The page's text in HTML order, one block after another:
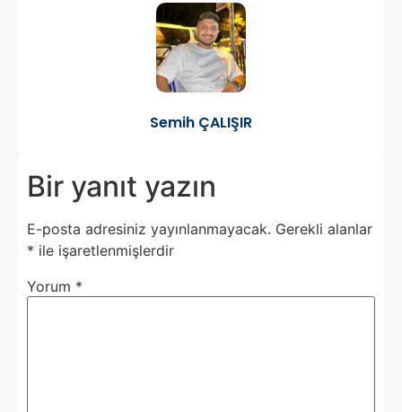
Semih ÇALIŞIR
Bir yanıt yazın
E-posta adresiniz yayınlanmayacak. Gerekli alanlar
* ile işaretlenmişlerdir
Yorum *